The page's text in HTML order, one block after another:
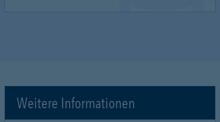
Weitere Informationen